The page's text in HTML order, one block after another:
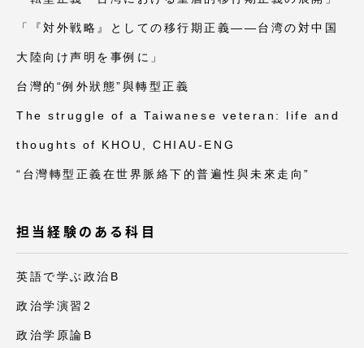
「『対外戦略』としての移行期正義――台湾の対中国
大陸向け声明を事例に」
台灣的“例外狀態”與轉型正義
The struggle of a Taiwanese veteran: life and
thoughts of KHOU, CHIAU-ENG
“台灣轉型正義在世界脈絡下的普遍性與未來走向”
担当経験のある科目
英語で学ぶ政治B
政治学演習2
政治学原論B